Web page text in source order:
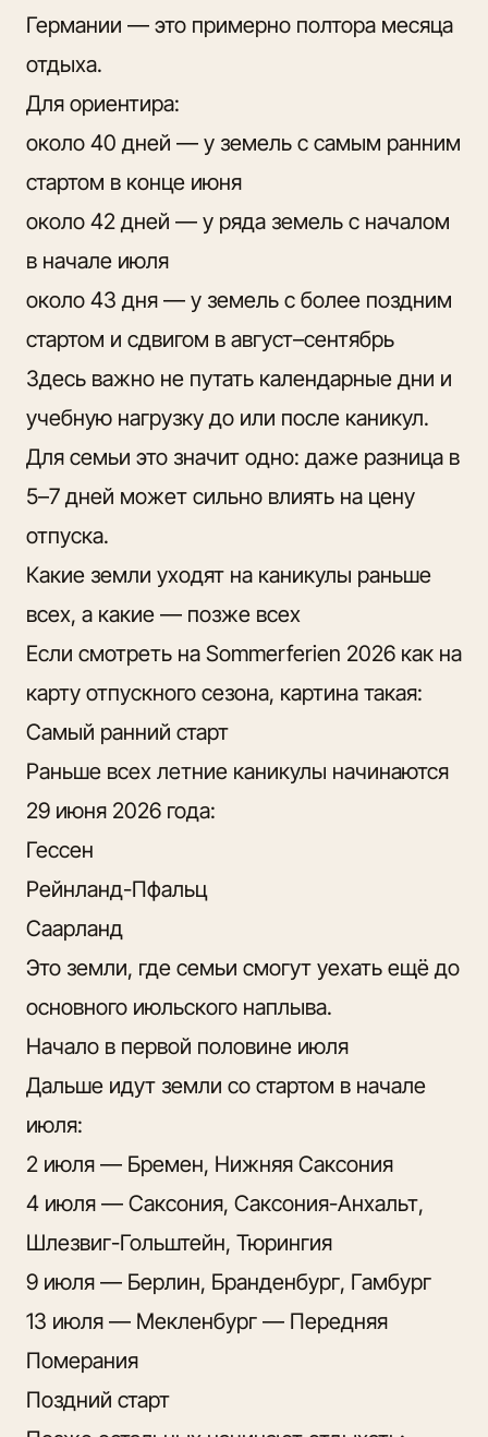
Германии — это примерно полтора месяца
отдыха.
Для ориентира:
около 40 дней — у земель с самым ранним
стартом в конце июня
около 42 дней — у ряда земель с началом
в начале июля
около 43 дня — у земель с более поздним
стартом и сдвигом в август–сентябрь
Здесь важно не путать календарные дни и
учебную нагрузку до или после каникул.
Для семьи это значит одно: даже разница в
5–7 дней может сильно влиять на цену
отпуска.
Какие земли уходят на каникулы раньше
всех, а какие — позже всех
Если смотреть на Sommerferien 2026 как на
карту отпускного сезона, картина такая:
Самый ранний старт
Раньше всех летние каникулы начинаются
29 июня 2026 года:
Гессен
Рейнланд-Пфальц
Саарланд
Это земли, где семьи смогут уехать ещё до
основного июльского наплыва.
Начало в первой половине июля
Дальше идут земли со стартом в начале
июля:
2 июля — Бремен, Нижняя Саксония
4 июля — Саксония, Саксония-Анхальт,
Шлезвиг-Гольштейн, Тюрингия
9 июля — Берлин, Бранденбург, Гамбург
13 июля — Мекленбург — Передняя
Померания
Поздний старт